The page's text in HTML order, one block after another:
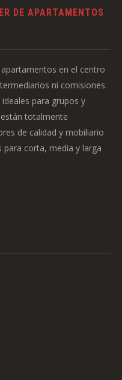
DE APARTAMENTOS
en el centro
ni comisiones.
para grupos y
totalmente
de calidad y mobiliario
para corta, media y larga